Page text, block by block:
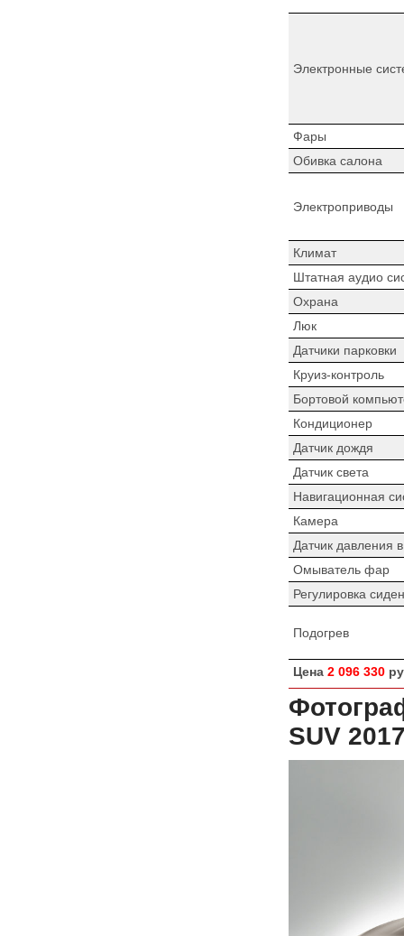
Электронные
Фары
Обивка салона
Электроприводы
Климат
Штатная аудио
Охрана
Люк
Датчики парковки
Круиз-контроль
Бортовой
Кондиционер
Датчик дождя
Датчик света
Навигационная
Камера
Датчик давления
Омыватель фар
Регулировка
Подогрев
Цена 2 096 330
SUV